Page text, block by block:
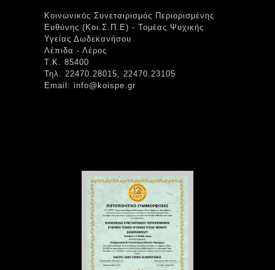
Κοινωνικός Συνεταιρισμός Περιορισμένης
Ευθύνης (Κοι.Σ.Π.Ε) - Τομέας Ψυχικής
Υγείας Δωδεκανήσου
Λέπιδα - Λέρος
Τ.Κ. 85400
Τηλ. 22470.28015, 22470.23105
Email: info@koispe.gr